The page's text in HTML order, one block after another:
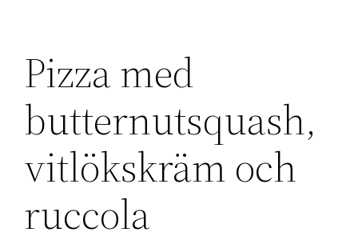
Pizza med
butternutsquash,
vitlökskräm och
ruccola